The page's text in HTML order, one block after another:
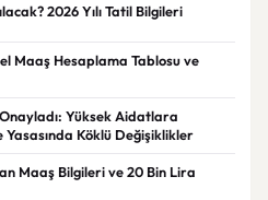
2026 Yılı Tatil Bilgileri
Maaş Hesaplama Tablosu ve
Yüksek Aidatlara
Yasasında Köklü Değişiklikler
Maaş Bilgileri ve 20 Bin Lira